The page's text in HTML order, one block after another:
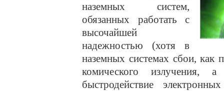
наземных систем,
обязанных работать с
высочайшей
надежностью (хотя в
наземных системах сбои, как
комического
быстродействие